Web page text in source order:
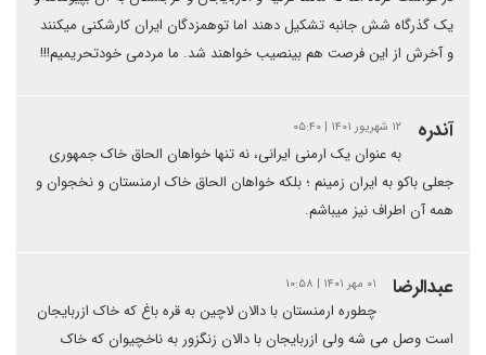
یک گذرگاه شش جانبه تشکیل دهند اما توهمزدگان ایران کارشکنی میکنند
و آخرش از این فرصت هم بینصیب خواهند شد. ما مردمی خودتحریمیم!!!
آندره ۱۲ شهریور ۱۴۰۱ | ۰۵:۴۰
به عنوان یک ارمنی ایرانی، نه تنها خواهان الحاق خاک جمهوری
جعلی باکو به ایران زمینم ؛ بلکه خواهان الحاق خاک ارمنستان و نخجوان و
همه آن اطراف نیز میباشم.
عبدالرضا ۰۱ مهر ۱۴۰۱ | ۱۰:۵۸
چطوره ارمنستان با دالان لاچین به قره باغ که خاک ازربایجان
است وصل می شه ولی ازربایجان با دالان زنگزور به ناخچیوان که خاک